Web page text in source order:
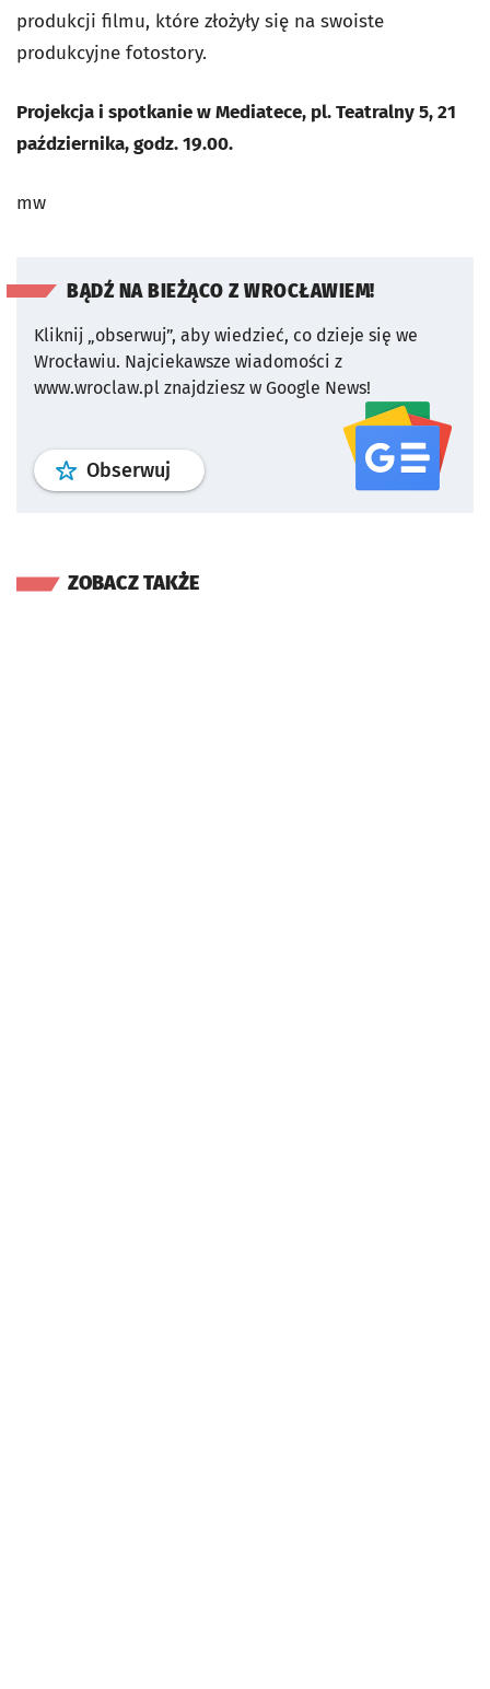
produkcji filmu, które złożyły się na swoiste
produkcyjne fotostory.
Projekcja i spotkanie w Mediatece, pl. Teatralny 5, 21
października, godz. 19.00.
mw
BĄDŹ NA BIEŻĄCO Z WROCŁAWIEM!
Kliknij „obserwuj”, aby wiedzieć, co dzieje się we
Wrocławiu. Najciekawsze wiadomości z
www.wroclaw.pl znajdziesz w Google News!
Obserwuj profil serwisu
ZOBACZ TAKŻE